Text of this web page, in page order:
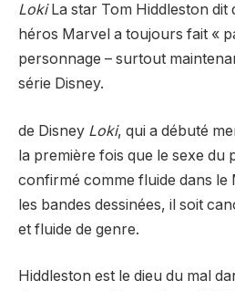
LokiLa star Tom Hiddleston dit
héros Marvel a toujours fait «
personnage – surtout
série Disney.
de Disney Loki, qui a débuté
la première fois que le sexe du
confirmé comme fluide dans le
les bandes dessinées, il soit
et fluide de genre.
Hiddleston est le dieu du mal